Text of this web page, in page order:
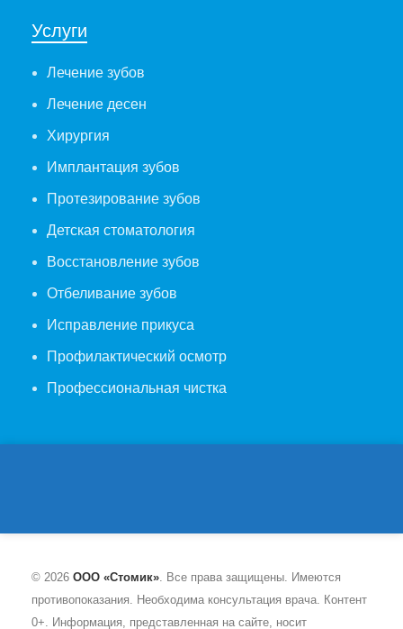
Услуги
Лечение зубов
Лечение десен
Хирургия
Имплантация зубов
Протезирование зубов
Детская стоматология
Восстановление зубов
Отбеливание зубов
Исправление прикуса
Профилактический осмотр
Профессиональная чистка
© 2026 ООО «Стомик». Все права защищены. Имеются
противопоказания. Необходима консультация врача. Контент
0+. Информация, представленная на сайте, носит